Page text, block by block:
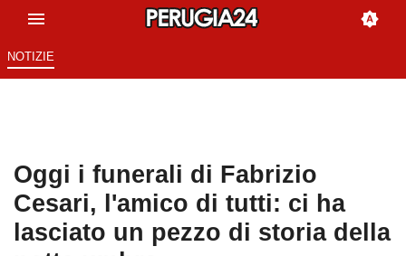
NOTIZIE
Oggi i funerali di Fabrizio
Cesari, l'amico di tutti: ci ha
lasciato un pezzo di storia della